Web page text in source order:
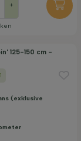
+
125-150 cm -
(exklusive